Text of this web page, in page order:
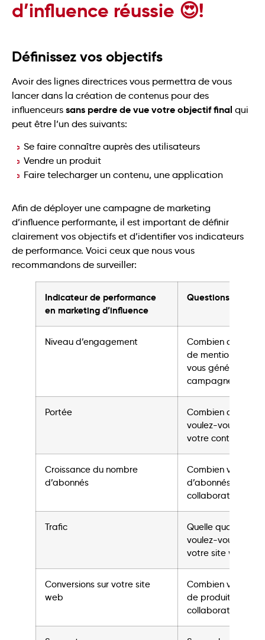
d’influence réussie 😍!
Définissez vos objectifs
Avoir des lignes directrices vous permettra de vous
lancer dans la création de contenus pour des
influenceurs sans perdre de vue votre objectif final qui
peut être l’un des suivants:
Se faire connaître auprès des utilisateurs
Vendre un produit
Faire telecharger un contenu, une application
Afin de déployer une campagne de marketing
d’influence performante, il est important de définir
clairement vos objectifs et d’identifier vos indicateurs
de performance. Voici ceux que nous vous
recommandons de surveiller:
Indicateur de performance
en marketing d’influence
Questions à vous
Niveau d’engagement
Combien de
de mentions
vous générer à
campagne?
Portée
Combien de
voulez-vous
votre contenu?
Croissance du nombre
d’abonnés
Combien voulez-
d’abonnés à
collaboration?
Trafic
Quelle quantité
voulez-vous
votre site web?
Conversions sur votre site
web
Combien voulez-
de produits
collaboration?